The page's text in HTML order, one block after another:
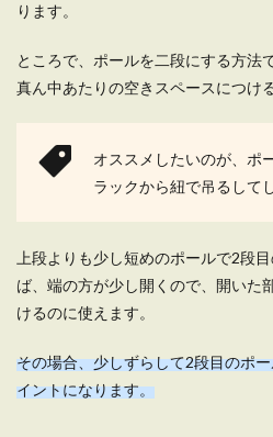
ります。
ところで、ポールを二段にする方法
真ん中あたりの空きスペースにつけ
オススメしたいのが、ポ
ラックから紐で吊るして
上段よりも少し短めのポールで2段
ば、端の方が少し開くので、開いた
けるのに使えます。
その場合、少しずらして2段目のポ
イントになります。